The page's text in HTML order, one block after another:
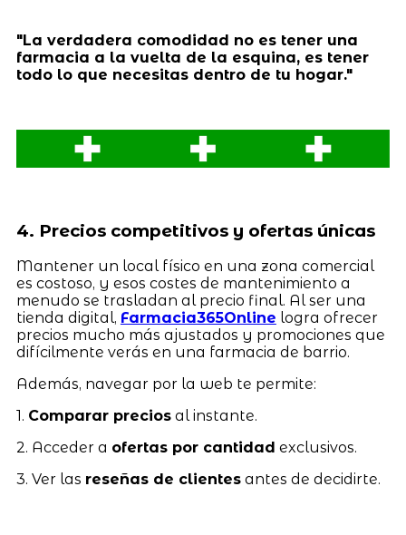
"La verdadera comodidad no es tener una
farmacia a la vuelta de la esquina, es tener
todo lo que necesitas dentro de tu hogar."
4. Precios competitivos y ofertas únicas
Mantener un local físico en una zona comercial
es costoso, y esos costes de mantenimiento a
menudo se trasladan al precio final. Al ser una
tienda digital, Farmacia365Online logra ofrecer
precios mucho más ajustados y promociones que
difícilmente verás en una farmacia de barrio.
Además, navegar por la web te permite:
1. Comparar preciosal instante.
2. Acceder a ofertas por cantidad exclusivos.
3. Ver las reseñas de clientesantes de decidirte.